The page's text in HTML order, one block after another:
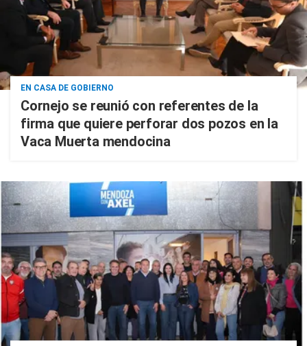
EN CASA DE GOBIERNO
Cornejo se reunió con referentes de la
firma que quiere perforar dos pozos en la
Vaca Muerta mendocina